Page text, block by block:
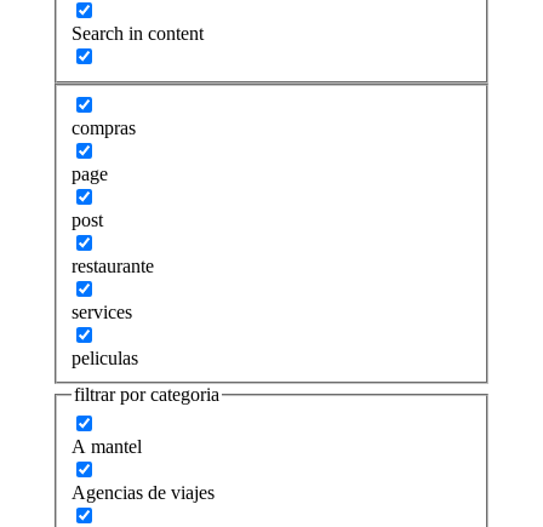
Search in content
compras
page
post
restaurante
services
peliculas
filtrar por categoria
A mantel
Agencias de viajes